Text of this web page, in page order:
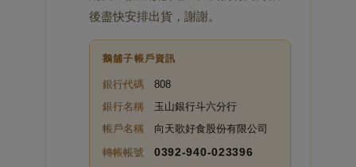
後盡快安排出貨，謝謝。
鵝舖子帳戶資訊
銀行代碼808
銀行名稱玉山銀行斗六分行
帳戶名稱向天歌好食股份有限公司
轉帳帳號
0392‑940‑023396